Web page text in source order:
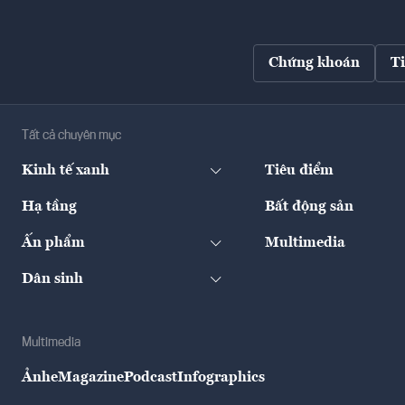
Chứng khoán
Tất cả chuyên mục
Kinh tế xanh Tiêu điểm
Hạ tầng Bất động sản
Ấn phẩm Multimedia
Dân sinh
Multimedia
ẢnheMagazinePodcastInfographics